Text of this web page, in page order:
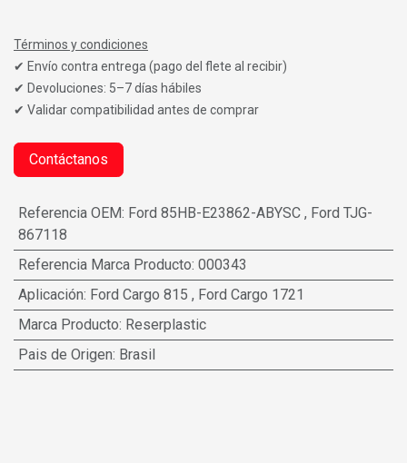
Términos y condiciones
✔ Envío contra entrega (pago del flete al recibir)
✔ Devoluciones: 5–7 días hábiles
✔ Validar compatibilidad antes de comprar
Contáctanos
Referencia OEM: Ford 85HB-E23862-ABYSC, Ford TJG-
867118
Referencia Marca Producto: 000343
Aplicación: Ford Cargo 815 , Ford Cargo 1721
Marca Producto: Reserplastic
Pais de Origen: Brasil